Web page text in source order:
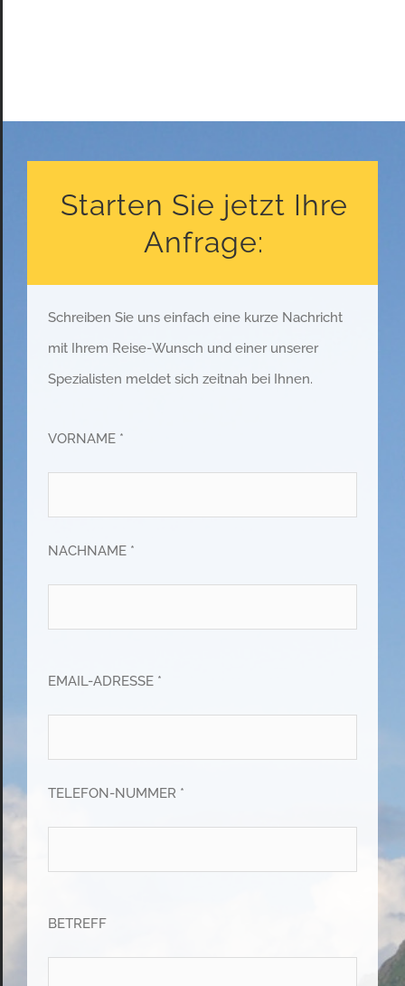
Starten Sie jetzt Ihre
Anfrage:
Schreiben Sie uns einfach eine kurze Nachricht
mit Ihrem Reise-Wunsch und einer unserer
Spezialisten meldet sich zeitnah bei Ihnen.
VORNAME *
NACHNAME *
EMAIL-ADRESSE *
TELEFON-NUMMER *
BETREFF